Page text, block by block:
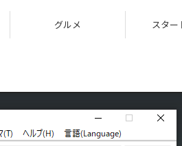
グルメ スター